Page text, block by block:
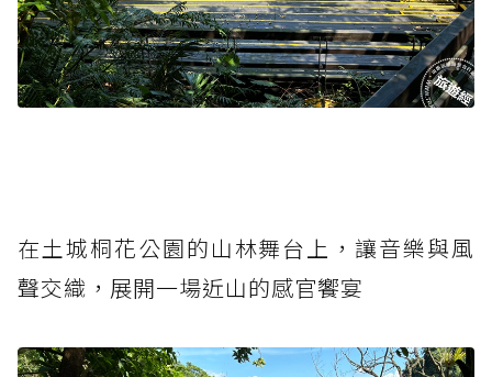
在土城桐花公園的山林舞台上，讓音樂與風
聲交織，展開一場近山的感官饗宴